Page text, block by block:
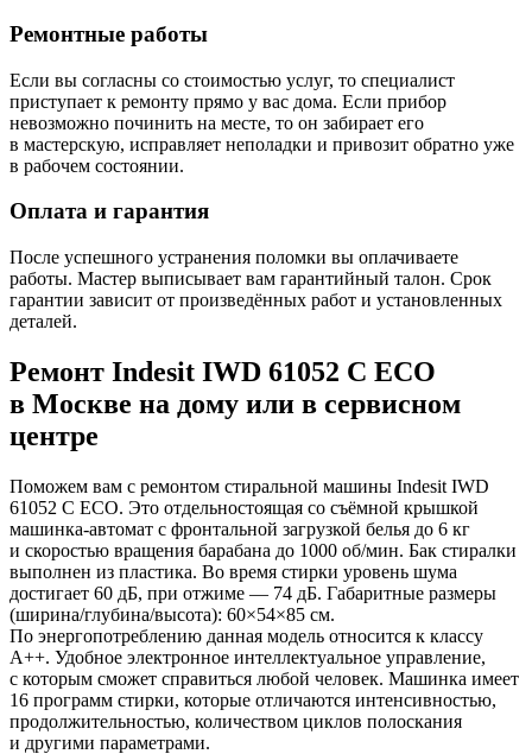
Ремонтные работы
Если вы согласны со стоимостью услуг, то специалист
приступает к ремонту прямо у вас дома. Если прибор
невозможно починить на месте, то он забирает его
в мастерскую, исправляет неполадки и привозит обратно уже
в рабочем состоянии.
Оплата и гарантия
После успешного устранения поломки вы оплачиваете
работы. Мастер выписывает вам гарантийный талон. Срок
гарантии зависит от произведённых работ и установленных
деталей.
Ремонт Indesit IWD 61052 C ECO
в Москве на дому или в сервисном
центре
Поможем вам с ремонтом стиральной машины Indesit IWD
61052 C ECO. Это отдельностоящая со съёмной крышкой
машинка-автомат с фронтальной загрузкой белья до 6 кг
и скоростью вращения барабана до 1000 об/мин. Бак стиралки
выполнен из пластика. Во время стирки уровень шума
достигает 60 дБ, при отжиме — 74 дБ. Габаритные размеры
(ширина/глубина/высота): 60×54×85 см.
По энергопотреблению данная модель относится к классу
A++. Удобное электронное интеллектуальное управление,
с которым сможет справиться любой человек. Машинка имеет
16 программ стирки, которые отличаются интенсивностью,
продолжительностью, количеством циклов полоскания
и другими параметрами.